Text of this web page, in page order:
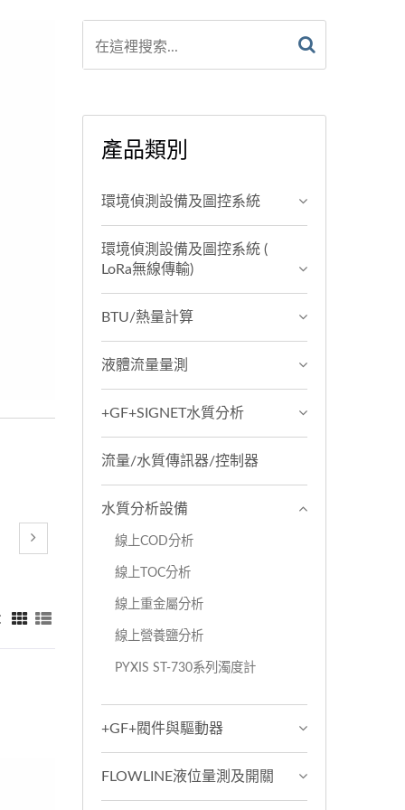
產品類別
環境偵測設備及圖控系統
環境偵測設備及圖控系統 (
LoRa無線傳輸)
BTU/熱量計算
液體流量量測
+GF+SIGNET水質分析
流量/水質傳訊器/控制器
水質分析設備
線上COD分析
線上TOC分析
線上重金屬分析
線上營養鹽分析
PYXIS ST-730系列濁度計
+GF+閥件與驅動器
FLOWLINE液位量測及開關